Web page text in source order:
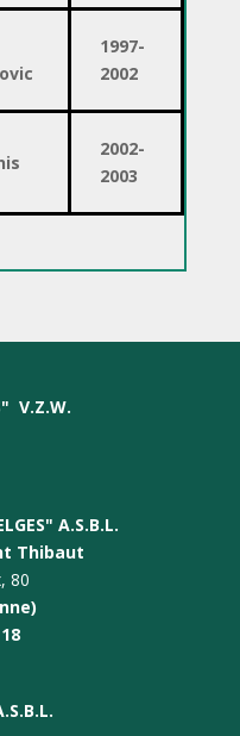
1997-
2002
2002-
2003
" V.Z.W.
A.S.B.L.
Thibaut
80